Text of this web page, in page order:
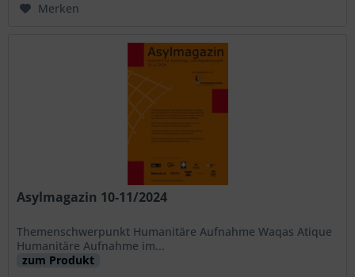
Merken
Asylmagazin 10-11/2024
Themenschwerpunkt Humanitäre Aufnahme Waqas Atique
Humanitäre Aufnahme im...
zum Produkt